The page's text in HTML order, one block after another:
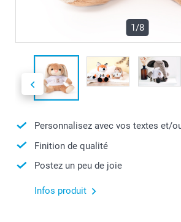
1/8
Personnalisez avec vos textes et/
Finition de qualité
Postez un peu de joie
Infos produit